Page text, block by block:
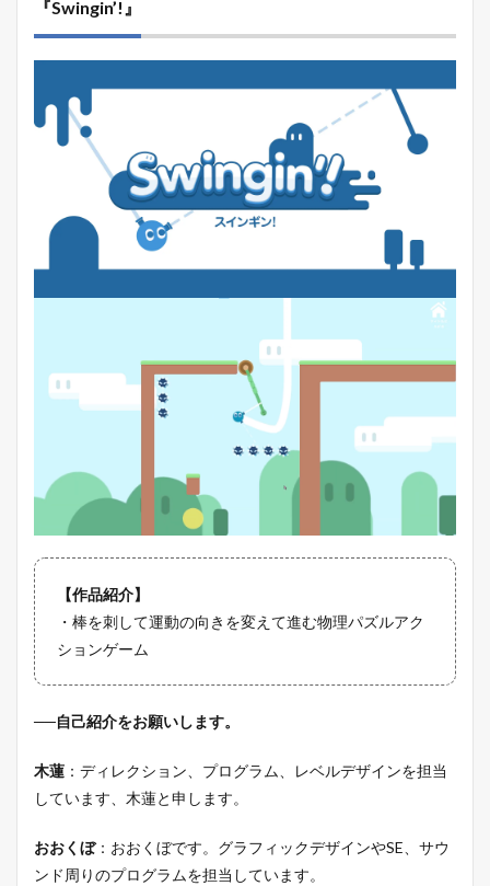
『Swingin’!』
【作品紹介】
・棒を刺して運動の向きを変えて進む物理パズルアク
ションゲーム
──自己紹介をお願いします。
木蓮 ：ディレクション、プログラム、レベルデザインを担当
しています、木蓮と申します。
おおくぼ：おおくぼです。グラフィックデザインやSE、サウ
ンド周りのプログラムを担当しています。